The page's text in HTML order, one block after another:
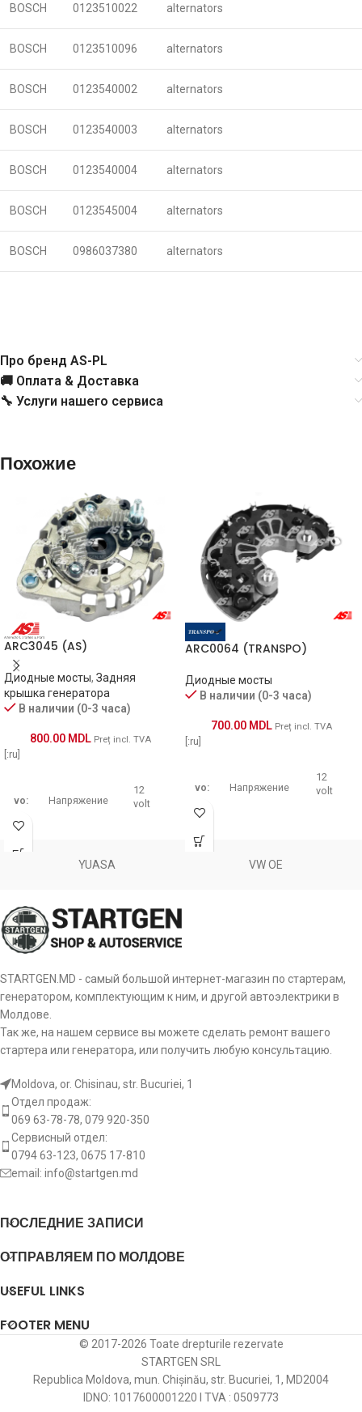
BOSCH 0123510022 alternators
BOSCH 0123510096 alternators
BOSCH 0123540002 alternators
BOSCH 0123540003 alternators
BOSCH 0123540004 alternators
BOSCH 0123545004 alternators
BOSCH 0986037380 alternators
Про бренд AS-PL
🚚 Оплата & Доставка
🔧 Услуги нашего сервиса
Похожие
ARC3045 (AS)
Диодные мосты, Задняя
крышка генератора
В наличии (0-3 часа)
800.00 MDL Preț incl. TVA
[:ru]
vo: Напряжение
12
volt
диодного
dq:
Количество
диодов
3 pcs
Сила тока
диода
b+: Диаметр B+ M8
bl:
B+
15 mm
tq:
Количество
терминалов
ARC0064 (TRANSPO)
Диодные мосты
В наличии (0-3 часа)
700.00 MDL Preț incl. TVA
[:ru]
vo: Напряжение
12
volt
моста
da:
диода
80 amp
id:
Диаметр
моста
внутрений
30 mm
YUASA VW OE
STARTGEN.MD - самый большой интернет-магазин по стартерам,
генератором, комплектующим к ним, и другой автоэлектрики в
Молдове.
Так же, на нашем сервисе вы можете сделать ремонт вашего
стартера или генератора, или получить любую консультацию.
Moldova, or. Chisinau, str. Bucuriei, 1
Отдел продаж:
069 63-78-78, 079 920-350
Сервисный отдел:
0794 63-123, 0675 17-810
email: info@startgen.md
ПОСЛЕДНИЕ ЗАПИСИ
ОТПРАВЛЯЕМ ПО МОЛДОВЕ
USEFUL LINKS
FOOTER MENU
© 2017-2026 Toate drepturile rezervate
STARTGEN SRL
Republica Moldova, mun. Chișinău, str. Bucuriei, 1, MD2004
IDNO: 1017600001220 I TVA : 0509773